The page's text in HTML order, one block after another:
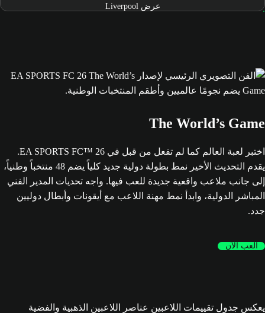
عرض Liverpool
The World’s Game
اختبر لعبة العالم كما لم تفعل من قبل في EA SPORTS FC™ 26.
يقدم التحديث الأخير نمط بطولة دولية جديد كلياً يضم 48 منتخباً وطنياً،
إلى جانب ملاعب واقعية جديدة للعب فيها. واجه تحديات المدير الفني
المباشر الدولية، وابدأ نمط مهنة اللاعب مع أيقونات وأبطال دوليين
جدد.
العب الآن
يعكس جدول تقييمات اللاعبين عناصر اللاعبين الذهبية والفضية